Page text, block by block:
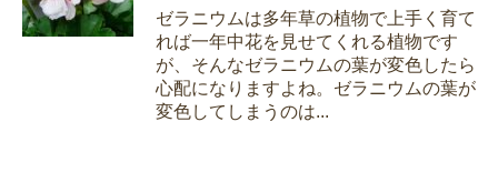
ゼラニウムは多年草の植物で上手く育て
れば一年中花を見せてくれる植物です
が、そんなゼラニウムの葉が変色したら
心配になりますよね。ゼラニウムの葉が
変色してしまうのは...